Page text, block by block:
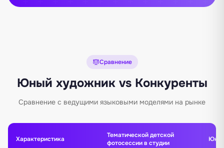
Сравнение
Юный художник vs Конкуренты
Сравнение с ведущими языковыми моделями на рынке
Характеристика
Тематической детской
фотосессии в студии